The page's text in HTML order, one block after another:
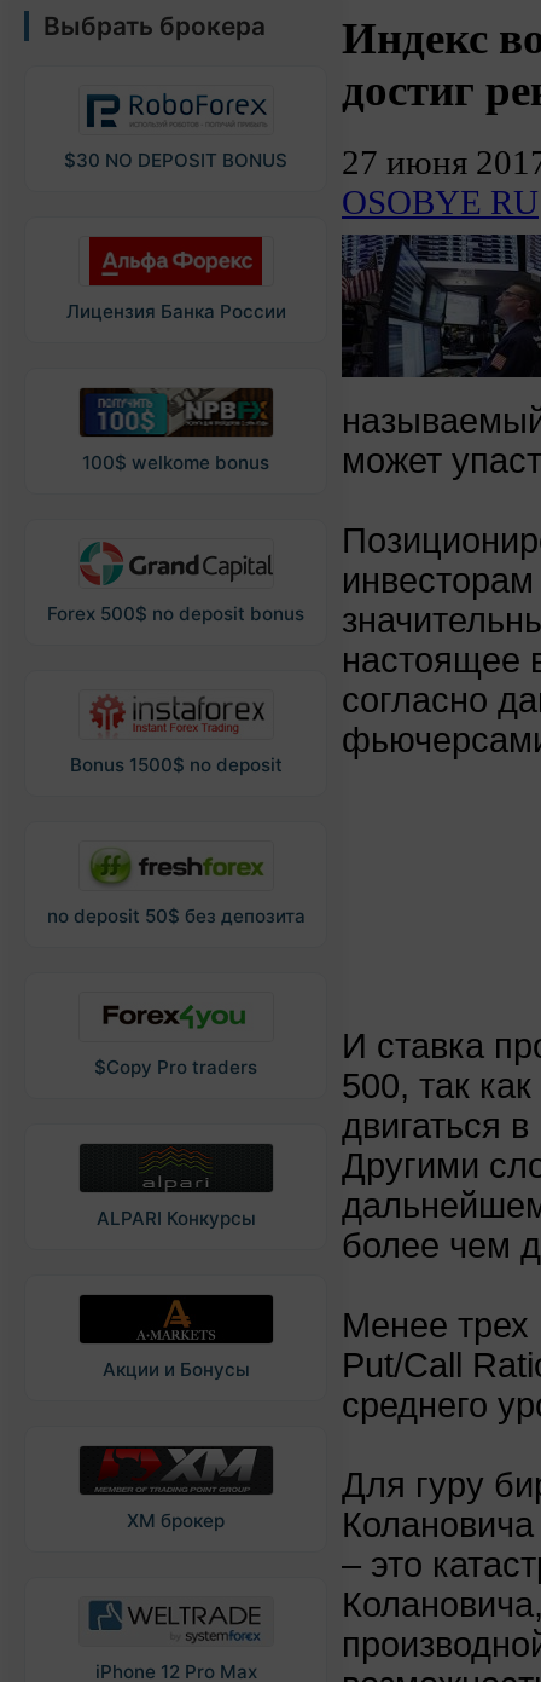
Выбрать брокера
$30 NO DEPOSIT BONUS
Лицензия Банка России
100$ welkome bonus
Forex 500$ no deposit bonus
Bonus 1500$ no deposit
no deposit 50$ без депозита
$Copy Pro traders
ALPARI Конкурсы
Акции и Бонусы
XM брокер
iPhone 12 Pro Max
Индекс
достиг
27 июня
OSOBYE RU
может
настоящее
согласно
И ставка
500, так
двигаться
Другими
более чем
Менее
Put/Call
среднего
Для гуру
– это